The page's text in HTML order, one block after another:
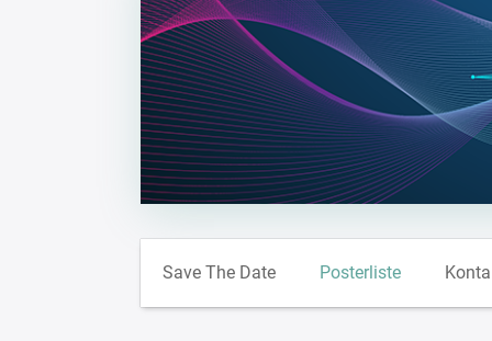
Save The Date Posterliste